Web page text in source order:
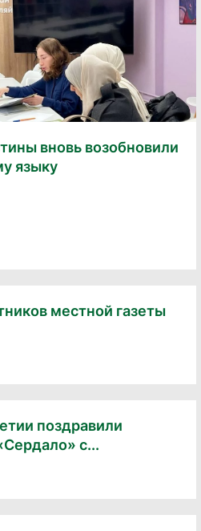
вновь возобновили
языку
местной газеты
поздравили
с...